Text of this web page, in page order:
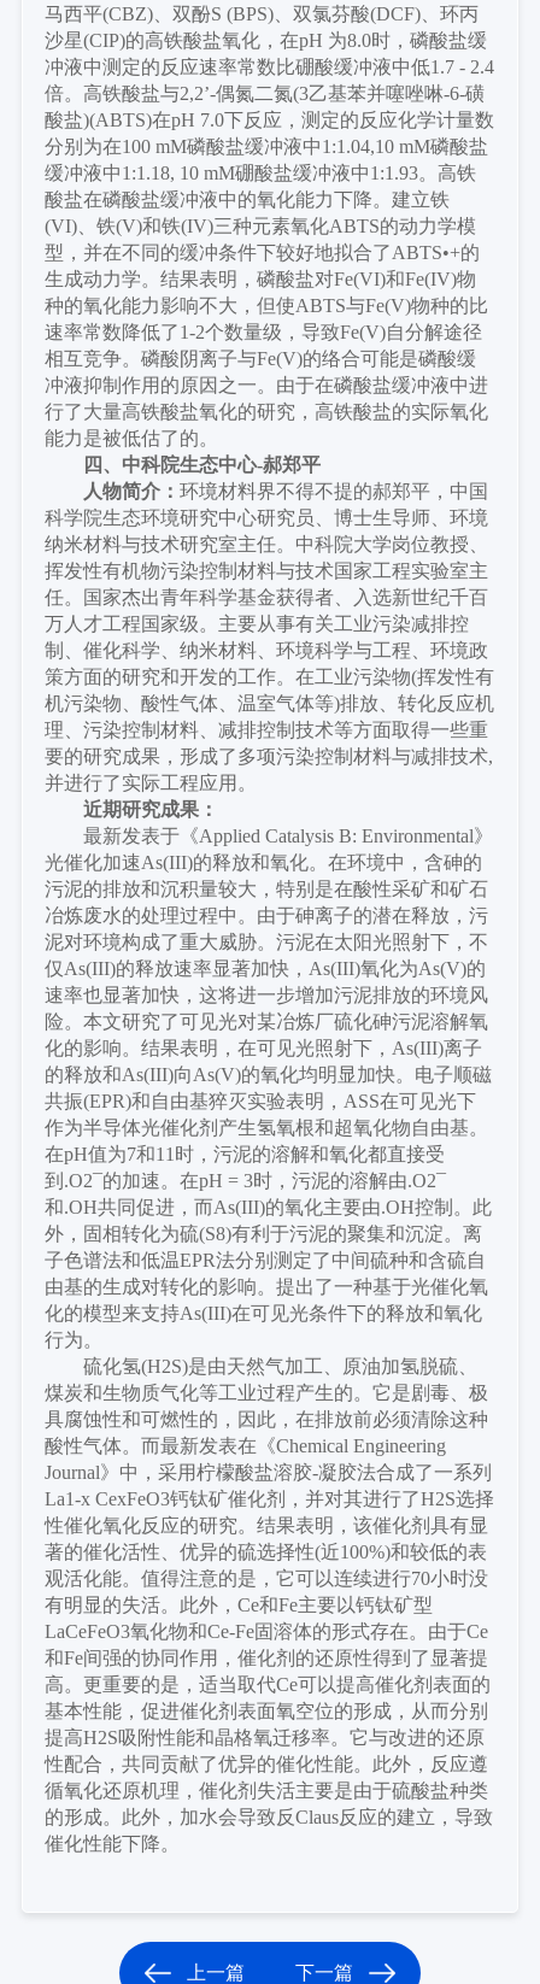
马西平(CBZ)、双酚S (BPS)、双氯芬酸(DCF)、环丙
沙星(CIP)的高铁酸盐氧化，在pH 为8.0时，磷酸盐缓
冲液中测定的反应速率常数比硼酸缓冲液中低1.7 - 2.4
倍。高铁酸盐与2,2’-偶氮二氮(3乙基苯并噻唑啉-6-磺
酸盐)(ABTS)在pH 7.0下反应，测定的反应化学计量数
分别为在100 mM磷酸盐缓冲液中1:1.04,10 mM磷酸盐
缓冲液中1:1.18, 10 mM硼酸盐缓冲液中1:1.93。高铁
酸盐在磷酸盐缓冲液中的氧化能力下降。建立铁
(VI)、铁(V)和铁(IV)三种元素氧化ABTS的动力学模
型，并在不同的缓冲条件下较好地拟合了ABTS•+的
生成动力学。结果表明，磷酸盐对Fe(VI)和Fe(IV)物
种的氧化能力影响不大，但使ABTS与Fe(V)物种的比
速率常数降低了1-2个数量级，导致Fe(V)自分解途径
相互竞争。磷酸阴离子与Fe(V)的络合可能是磷酸缓
冲液抑制作用的原因之一。由于在磷酸盐缓冲液中进
行了大量高铁酸盐氧化的研究，高铁酸盐的实际氧化
能力是被低估了的。
四、 中科院生态中心-郝郑平
人物简介： 环境材料界不得不提的郝郑平，中国
科学院生态环境研究中心研究员、博士生导师、环境
纳米材料与技术研究室主任。中科院大学岗位教授、
挥发性有机物污染控制材料与技术国家工程实验室主
任。国家杰出青年科学基金获得者、入选新世纪千百
万人才工程国家级。主要从事有关工业污染减排控
制、催化科学、纳米材料、环境科学与工程、环境政
策方面的研究和开发的工作。在工业污染物(挥发性有
机污染物、酸性气体、温室气体等)排放、转化反应机
理、污染控制材料、减排控制技术等方面取得一些重
要的研究成果，形成了多项污染控制材料与减排技术,
并进行了实际工程应用。
近期研究成果：
最新发表于《Applied Catalysis B: Environmental》
光催化加速As(III)的释放和氧化。在环境中，含砷的
污泥的排放和沉积量较大，特别是在酸性采矿和矿石
冶炼废水的处理过程中。由于砷离子的潜在释放，污
泥对环境构成了重大威胁。污泥在太阳光照射下，不
仅As(III)的释放速率显著加快，As(III)氧化为As(V)的
速率也显著加快，这将进一步增加污泥排放的环境风
险。本文研究了可见光对某冶炼厂硫化砷污泥溶解氧
化的影响。结果表明，在可见光照射下，As(III)离子
的释放和As(III)向As(V)的氧化均明显加快。电子顺磁
共振(EPR)和自由基猝灭实验表明，ASS在可见光下
作为半导体光催化剂产生氢氧根和超氧化物自由基。
在pH值为7和11时，污泥的溶解和氧化都直接受
到.O2¯的加速。在pH = 3时，污泥的溶解由.O2¯
和.OH共同促进，而As(III)的氧化主要由.OH控制。此
外，固相转化为硫(S8)有利于污泥的聚集和沉淀。离
子色谱法和低温EPR法分别测定了中间硫种和含硫自
由基的生成对转化的影响。提出了一种基于光催化氧
化的模型来支持As(III)在可见光条件下的释放和氧化
行为。
硫化氢(H2S)是由天然气加工、原油加氢脱硫、
煤炭和生物质气化等工业过程产生的。它是剧毒、极
具腐蚀性和可燃性的，因此，在排放前必须清除这种
酸性气体。而最新发表在《Chemical Engineering
Journal》中，采用柠檬酸盐溶胶-凝胶法合成了一系列
La1-x CexFeO3钙钛矿催化剂，并对其进行了H2S选择
性催化氧化反应的研究。结果表明，该催化剂具有显
著的催化活性、优异的硫选择性(近100%)和较低的表
观活化能。值得注意的是，它可以连续进行70小时没
有明显的失活。此外，Ce和Fe主要以钙钛矿型
LaCeFeO3氧化物和Ce-Fe固溶体的形式存在。由于Ce
和Fe间强的协同作用，催化剂的还原性得到了显著提
高。更重要的是，适当取代Ce可以提高催化剂表面的
基本性能，促进催化剂表面氧空位的形成，从而分别
提高H2S吸附性能和晶格氧迁移率。它与改进的还原
性配合，共同贡献了优异的催化性能。此外，反应遵
循氧化还原机理，催化剂失活主要是由于硫酸盐种类
的形成。此外，加水会导致反Claus反应的建立，导致
催化性能下降。
上一篇 下一篇